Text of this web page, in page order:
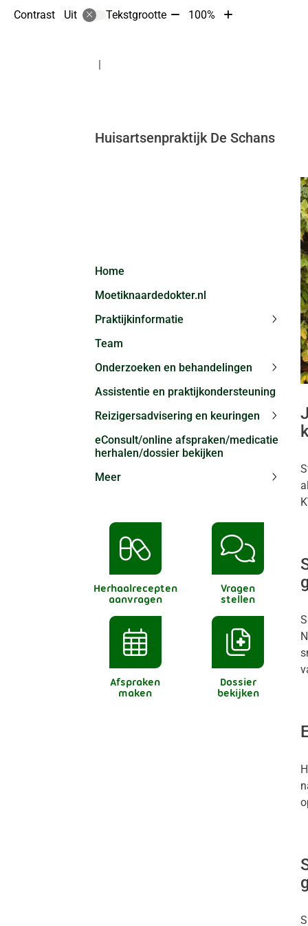
Contrast Uit Tekstgrootte Tekst100%
Tekst
Huisartsenpraktijk De Schans
Home
Moetiknaardedokter.nl
Praktijkinformatie
Team
Onderzoeken en behandelingen
en
Assistentie en praktijkondersteuning
Reizigersadvisering en keuringen
en
eConsult/online afspraken/medicatie
herhalen/dossier bekijken
Meer
Herhaalrecepten
aanvragen
Vragen
stellen
Afspraken
maken
Dossier
bekijken